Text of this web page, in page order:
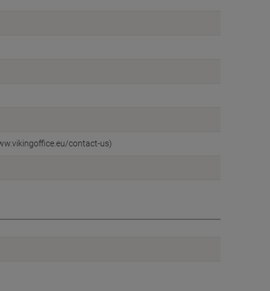
contact-us)